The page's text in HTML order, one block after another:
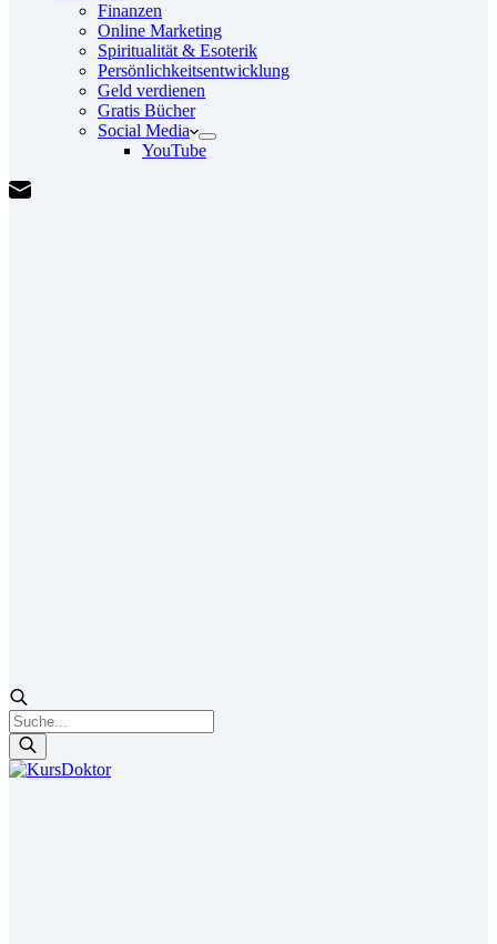
Finanzen
Online Marketing
Spiritualität & Esoterik
Persönlichkeitsentwicklung
Geld verdienen
Gratis Bücher
Social Media
YouTube
Products
search